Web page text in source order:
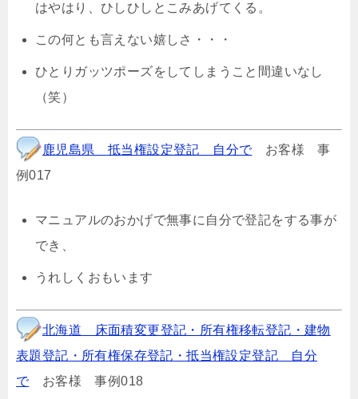
はやはり、ひしひしとこみあげてくる。
この何とも言えない嬉しさ・・・
ひとりガッツポーズをしてしまうこと間違いなし
（笑）
鹿児島県 抵当権設定登記 自分でお客様 事
例017
マニュアルのおかげで無事に自分で登記をする事が
でき、
うれしくおもいます
北海道 床面積変更登記・所有権移転登記・建物
表題登記・所有権保存登記・抵当権設定登記 自分
でお客様 事例018